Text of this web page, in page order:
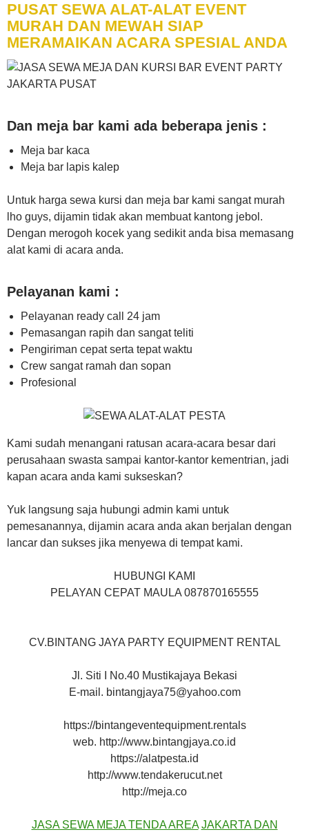
PUSAT SEWA ALAT-ALAT EVENT
MURAH DAN MEWAH SIAP
MERAMAIKAN ACARA SPESIAL ANDA
Dan meja bar kami ada beberapa jenis :
Meja bar kaca
Meja bar lapis kalep
Untuk harga sewa kursi dan meja bar kami sangat murah
lho guys, dijamin tidak akan membuat kantong jebol.
Dengan merogoh kocek yang sedikit anda bisa memasang
alat kami di acara anda.
Pelayanan kami :
Pelayanan ready call 24 jam
Pemasangan rapih dan sangat teliti
Pengiriman cepat serta tepat waktu
Crew sangat ramah dan sopan
Profesional
Kami sudah menangani ratusan acara-acara besar dari
perusahaan swasta sampai kantor-kantor kementrian, jadi
kapan acara anda kami sukseskan?
Yuk langsung saja hubungi admin kami untuk
pemesanannya, dijamin acara anda akan berjalan dengan
lancar dan sukses jika menyewa di tempat kami.
HUBUNGI KAMI
PELAYAN CEPAT MAULA 087870165555
CV.BINTANG JAYA PARTY EQUIPMENT RENTAL
Jl. Siti I No.40 Mustikajaya Bekasi
E-mail. bintangjaya75@yahoo.com
https://bintangeventequipment.rentals
web. http://www.bintangjaya.co.id
https://alatpesta.id
http://www.tendakerucut.net
http://meja.co
JASA SEWA MEJATENDA AREA JAKARTA DAN